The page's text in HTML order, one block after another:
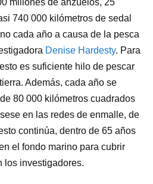
740 000 kilómetros de sedal
cada año a causa de la pesca
Denise Hardesty. Para
es suficiente hilo de pescar
Además, cada año se
80 000 kilómetros cuadrados
en las redes de enmalle, de
continúa, dentro de 65 años
el fondo marino para cubrir
los investigadores.